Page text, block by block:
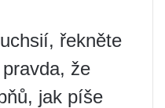
řekněte
že
jak píše